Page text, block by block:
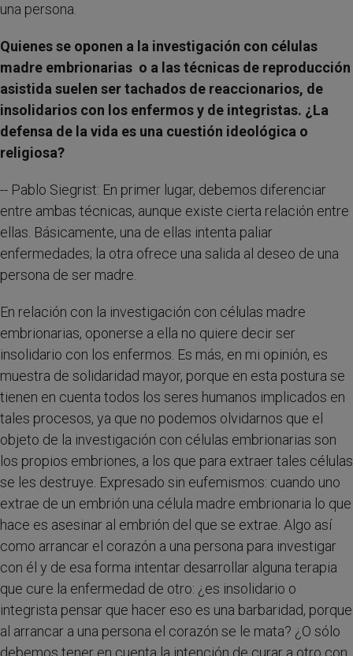
una persona.
Quienes se oponen a la investigación con células
madre embrionarias o a lastécnicas de reproducción
asistida suelen ser tachados de reaccionarios, de
insolidarios con los enfermos y de integristas. ¿La
defensa de la vida es una cuestión ideológica o
religiosa?
-- Pablo Siegrist: En primer lugar, debemos diferenciar
entre ambas técnicas, aunque existe cierta relación entre
ellas. Básicamente, una de ellas intenta paliar
enfermedades; la otra ofrece una salida al deseo de una
persona de ser madre.
En relación con la investigación con células madre
embrionarias, oponerse a ella no quiere decir ser
insolidario con los enfermos. Es más, en mi opinión, es
muestra de solidaridad mayor, porque en esta postura se
tienen en cuenta todos los seres humanos implicados en
tales procesos, ya que no podemos olvidarnos que el
objeto de la investigación con células embrionarias son
los propios embriones, a los que para extraer tales células
se les destruye. Expresado sin eufemismos: cuando uno
extrae de un embrión una célula madre embrionaria lo que
hace es asesinar al embrión del que se extrae. Algo así
como arrancar el corazón a una persona para investigar
con él y de esa forma intentar desarrollar alguna terapia
que cure la enfermedad de otro: ¿es insolidario o
integrista pensar que hacer eso es una barbaridad, porque
al arrancar a una persona el corazón se le mata? ¿O sólo
debemos tener en cuenta la intención de curar a otro con